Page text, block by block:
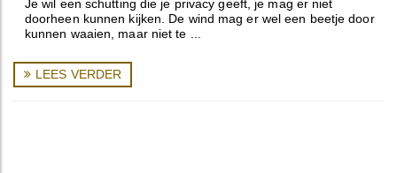
Je wil een schutting die je privacy geeft, je mag er niet
doorheen kunnen kijken. De wind mag er wel een beetje door
kunnen waaien, maar niet te ...
LEES VERDER